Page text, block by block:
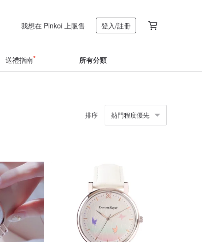
我想在 Pinkoi 上販售 登入/註冊
送禮指南 所有分類
排序 熱門程度優先